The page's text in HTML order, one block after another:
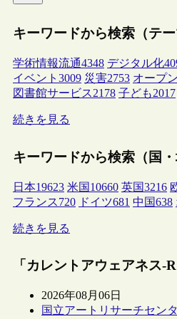
キーワードから検索（テー
学術情報流通4348 デジタル化
イベント 3009 災害2753 オープ
図書館サービス2178 子ども2017
続きを見る
キーワードから検索（国・
日本19623 米国 10660 英国3216
フランス720 ドイツ681 中国638
続きを見る
「カレントアウェアネス-
2026年08月06日
国立アートリサーチセン